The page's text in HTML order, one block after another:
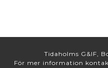
Tidaholms G&IF,
För mer information